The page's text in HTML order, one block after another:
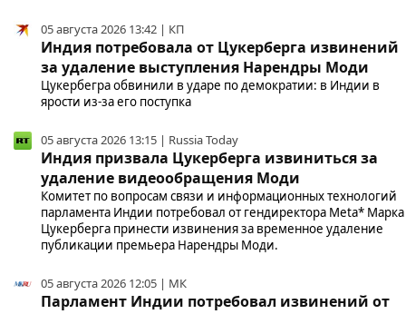
05 августа 2026 13:42 | КП
Индия потребовала от Цукерберга извинений
за удаление выступления Нарендры Моди
Цукербегра обвинили в ударе по демократии: в Индии в
ярости из-за его поступка
05 августа 2026 13:15 | Russia Today
Индия призвала Цукерберга извиниться за
удаление видеообращения Моди
Комитет по вопросам связи и информационных технологий
парламента Индии потребовал от гендиректора Meta* Марка
Цукерберга принести извинения за временное удаление
публикации премьера Нарендры Моди.
05 августа 2026 12:05 | МК
Парламент Индии потребовал извинений от